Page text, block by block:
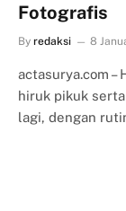
Fotografis
By redaksi 8
actasurya.com –
hiruk pikuk
lagi, dengan